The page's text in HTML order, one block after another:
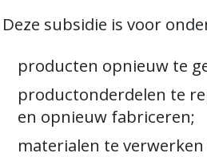
Deze subsidie is voor
producten opnieuw te
productonderdelen te
en opnieuw fabriceren;
materialen te